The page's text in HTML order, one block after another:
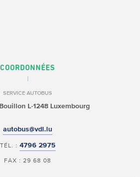
COORDONNÉES
SERVICE AUTOBUS
L-1248 Luxembourg
autobus@vdl.lu
TÉL. : 4796 2975
FAX : 29 68 08